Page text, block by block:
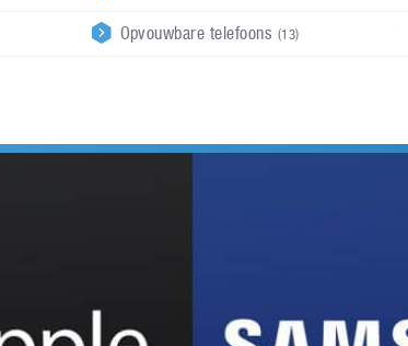
Opvouwbare telefoons (13)